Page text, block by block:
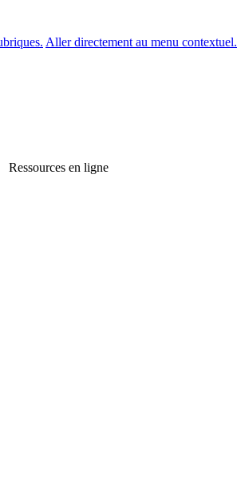
Aller directement au menu contextuel.
Ressources en ligne